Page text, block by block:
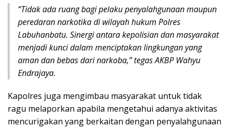
“Tidak ada ruang bagi pelaku penyalahgunaan maupun
peredaran narkotika di wilayah hukum Polres
Labuhanbatu. Sinergi antara kepolisian dan masyarakat
menjadi kunci dalam menciptakan lingkungan yang
aman dan bebas dari narkoba,” tegas AKBP Wahyu
Endrajaya.
Kapolres juga mengimbau masyarakat untuk tidak
ragu melaporkan apabila mengetahui adanya aktivitas
mencurigakan yang berkaitan dengan penyalahgunaan